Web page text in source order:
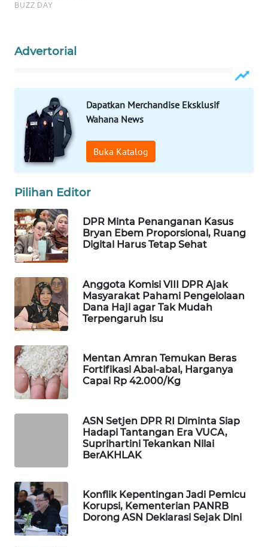
Advertorial
Dapatkan Merchandise Eksklusif
Wahana News
Buka Katalog
Pilihan Editor
DPR Minta Penanganan Kasus
Bryan Ebem Proporsional, Ruang
Digital Harus Tetap Sehat
Anggota Komisi VIII DPR Ajak
Masyarakat Pahami Pengelolaan
Dana Haji agar Tak Mudah
Terpengaruh Isu
Mentan Amran Temukan Beras
Fortifikasi Abal-abal, Harganya
Capai Rp 42.000/Kg
ASN Setjen DPR RI Diminta Siap
Hadapi Tantangan Era VUCA,
Suprihartini Tekankan Nilai
BerAKHLAK
Konflik Kepentingan Jadi Pemicu
Korupsi, Kementerian PANRB
Dorong ASN Deklarasi Sejak Dini
NATUNA
BINTAN
MANDALIKA
WN
LIKUPANG
WN
WN
BORNEO
Wahana
Group
WAHANA
NEWS
WAHANA
TANI
WAHANA
INFRASTRUKTUR
WAHANA
KONSUMEN
WAHANA